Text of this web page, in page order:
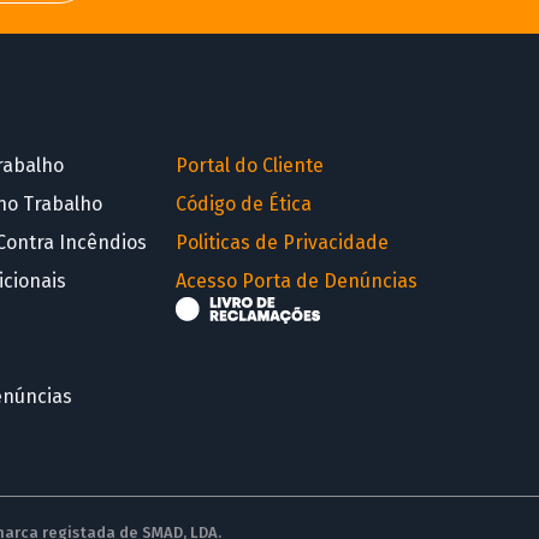
Trabalho
Incêndios
Portal do Cliente
Código de Ética
Politicas de Privacidade
Acesso Porta de Denúncias
registada de SMAD, LDA.